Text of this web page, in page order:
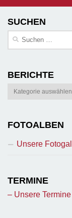
SUCHEN
Suchen
BERICHTE
Berichte
FOTOALBEN
Unsere
TERMINE
– Unsere Termine